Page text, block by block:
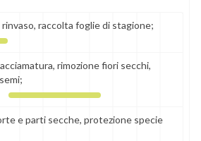
raccolta foglie di stagione;
rimozione fiori secchi,
e parti secche, protezione specie